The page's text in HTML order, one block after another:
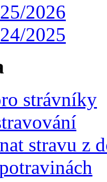
2026
2025
strávníky
stravu z